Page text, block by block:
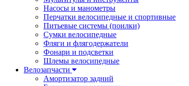
Насосы и манометры
Перчатки велосипедные и спортивные
Питьевые системы (поилки)
Сумки велосипедные
Фляги и флягодержатели
Фонари и подсветки
Шлемы велосипедные
Велозапчасти
Амортизатор задний